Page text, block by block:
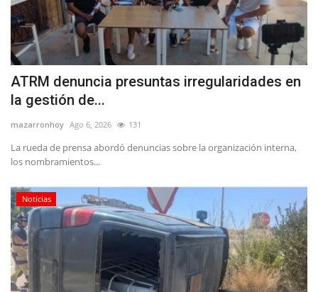
ATRM denuncia presuntas irregularidades en
la gestión de...
mazarronhoy Ago 6, 2026 131
La rueda de prensa abordó denuncias sobre la organización interna,
los nombramientos...
Noticias